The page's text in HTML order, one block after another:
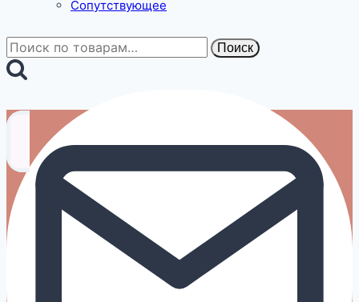
Сопутствующее
Искать: Поиск